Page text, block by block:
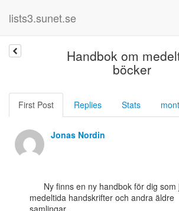
lists3.sunet.se
Handbok om
böcker
First Post Replies Stats
Jonas Nordin
medeltida handskrifter och andra äldre
samlingar.